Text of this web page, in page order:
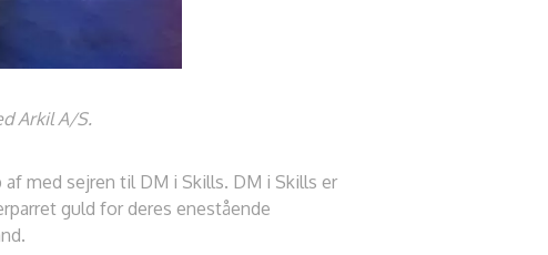
Arkil A/S.
med sejren til DM i Skills. DM i Skills er
guld for deres enestående